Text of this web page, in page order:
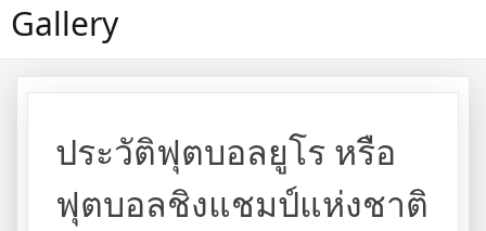
Gallery
ประวัติฟุตบอลยูโร หรือ
ฟุตบอลชิงแชมป์แห่งชาติ